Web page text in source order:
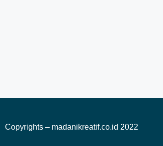
Copyrights – madanikreatif.co.id 2022